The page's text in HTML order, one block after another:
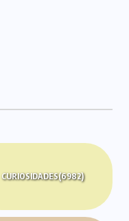
CURIOSIDADES(6982)